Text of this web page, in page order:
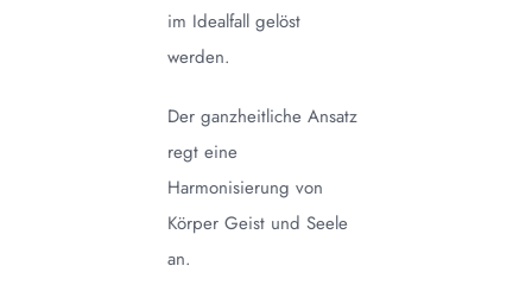
im Idealfall gelöst
werden.
Der ganzheitliche Ansatz
regt eine
Harmonisierung von
Körper Geist und Seele
an.